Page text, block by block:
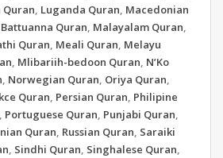
Quran, Luganda Quran, Macedonian
Quran, Malayalam Quran,
Quran, Meali Quran, Melayu
, Mlibariih-bedoon Quran, N’Ko
, Norwegian Quran, Oriya Quran,
Quran, Persian Quran, Philipine
, Portuguese Quran, Punjabi Quran,
Quran, Russian Quran, Saraiki
, Sindhi Quran, Singhalese Quran,